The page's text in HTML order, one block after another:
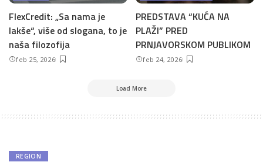
FlexCredit: „Sa nama je
lakše“, više od slogana, to je
naša filozofija
feb 25, 2026
PREDSTAVA “KUĆA NA
PLAŽI” PRED
PRNJAVORSKOM PUBLIKOM
feb 24, 2026
Load More
REGION